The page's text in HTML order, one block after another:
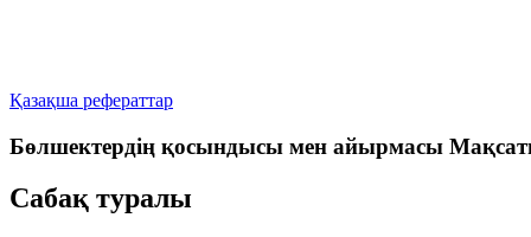
Қазақша рефераттар
Бөлшектердің қосындысы мен айырмасы
Сабақ туралы